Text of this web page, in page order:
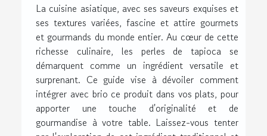
La cuisine asiatique, avec ses saveurs exquises et
ses textures variées, fascine et attire gourmets
et gourmands du monde entier. Au cœur de cette
richesse culinaire, les perles de tapioca se
démarquent comme un ingrédient versatile et
surprenant. Ce guide vise à dévoiler comment
intégrer avec brio ce produit dans vos plats, pour
apporter une touche d'originalité et de
gourmandise à votre table. Laissez-vous tenter